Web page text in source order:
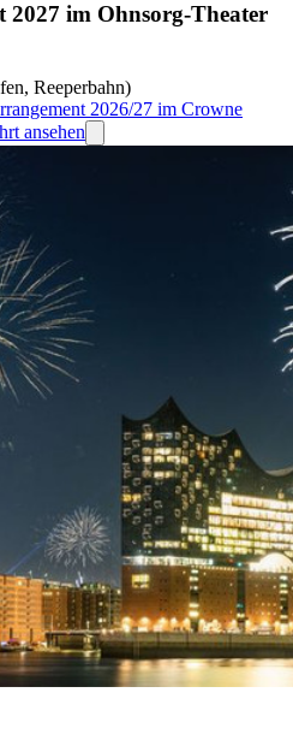
2027 im Ohnsorg-Theater
Reeperbahn)
2026/27 im Crowne
ansehen